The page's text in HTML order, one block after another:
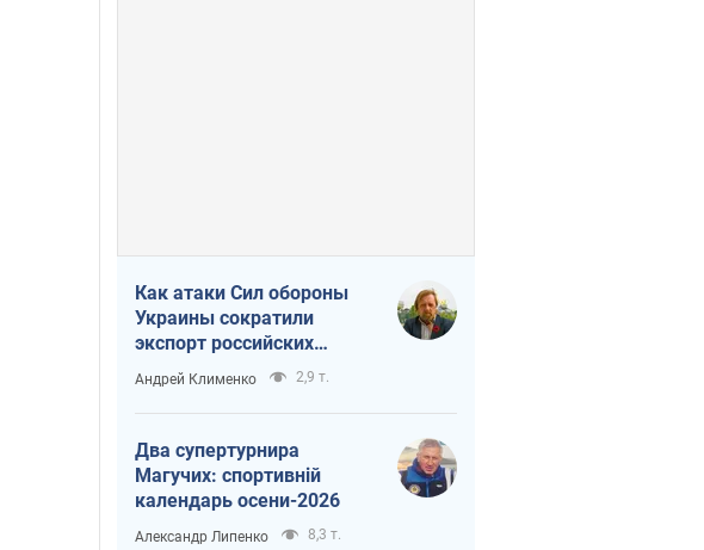
Как атаки Сил обороны
Украины сократили
экспорт российских
нефтепродуктов
Андрей Клименко 2,9 т.
Два супертурнира
Магучих: спортивній
календарь осени-2026
Александр Липенко 8,3 т.